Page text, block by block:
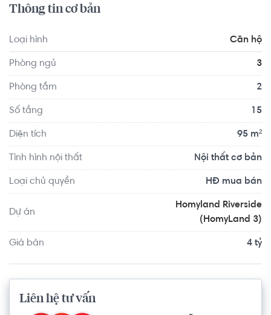
phố đông đúc này.
Homyland Riverside (Homyland 3) còn đáp ứng các nhu
cầu tiện ích của khách hàng như: siêu thị, nhà hàng, công
hồ bơi rộng lớn với 400m2, hệ thống nhà trẻ ngay trong
tòa nhà, hệ thống quản lý chuyên nghiệp, hệ thống phòng
rãi, thoáng mát,…
Thông tin cơ bản
Loại hình Căn hộ
Phòng ngủ 3
Phòng tắm 2
Số tầng 15
Diện tích 95 m²
Tình hình nội thất Nội thất cơ bản
Loại chủ quyền HĐ mua bán
Dự án
Homyland Riverside
(HomyLand 3)
Giá bán 4 tỷ
Liên hệ tư vấn